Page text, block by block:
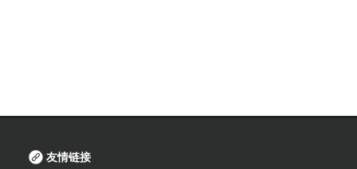
友情链接